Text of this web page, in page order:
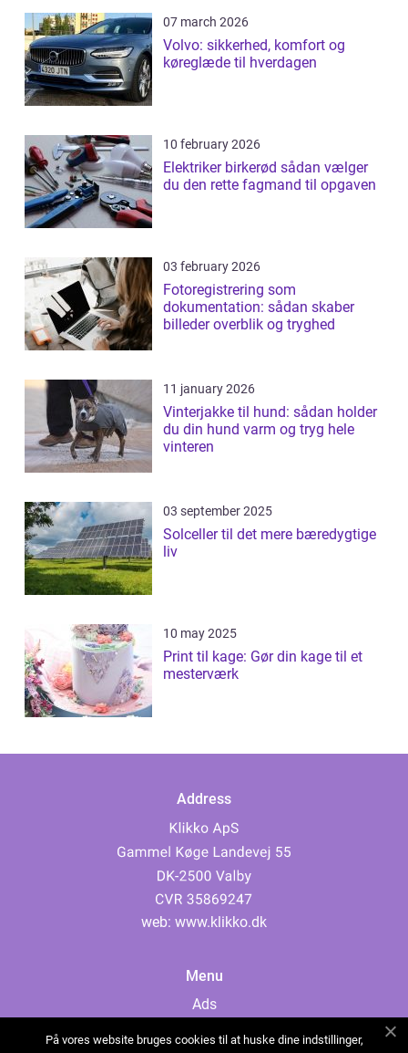
07 march 2026
Volvo: sikkerhed, komfort og
køreglæde til hverdagen
10 february 2026
Elektriker birkerød sådan vælger
du den rette fagmand til opgaven
03 february 2026
Fotoregistrering som
dokumentation: sådan skaber
billeder overblik og tryghed
11 january 2026
Vinterjakke til hund: sådan holder
du din hund varm og tryg hele
vinteren
03 september 2025
Solceller til det mere bæredygtige
liv
10 may 2025
Print til kage: Gør din kage til et
mesterværk
Address
web: www.klikko.dk
Menu
Ads
På vores website bruges cookies til at huske dine indstillinger,